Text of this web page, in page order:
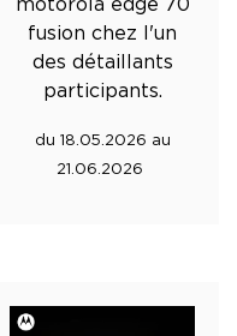
fusion chez l'un
des détaillants
participants.
du 18.05.2026 au
21.06.2026